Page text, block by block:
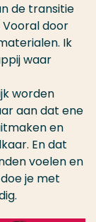
de transitie
door
Ik
waar
worden
aan dat ene
en
En dat
voelen en
je met